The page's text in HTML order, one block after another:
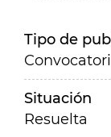
Tipo de
Situación
Resuelta